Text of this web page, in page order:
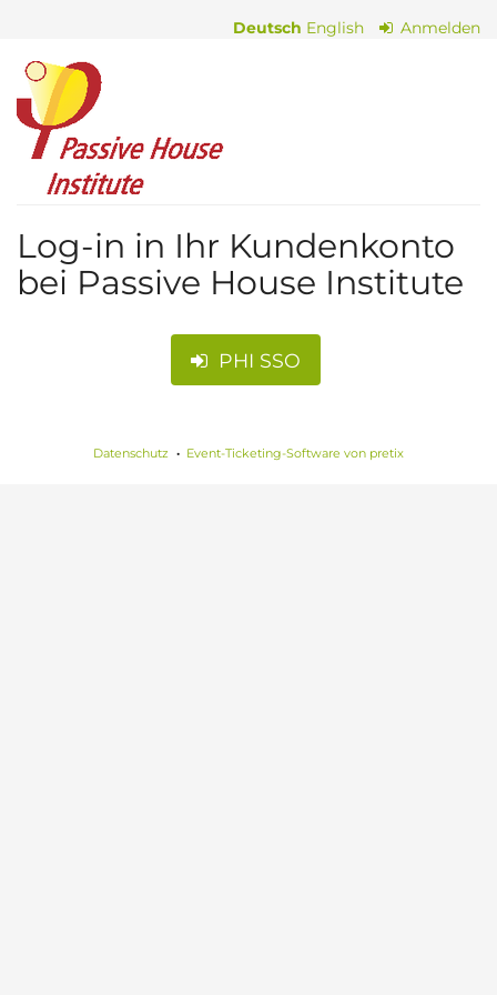
Inhalt
springen
Deutsch English Anmelden
Passive
House
Institute
Log-in in Ihr Kundenkonto
bei Passive House Institute
PHI SSO
Datenschutz Event-Ticketing-Software von pretix